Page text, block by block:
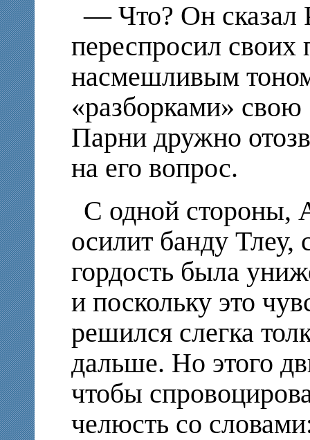
— Что? Он
переспросил
насмешливым
«разборками»
Парни дружно
на его вопрос.
С одной стороны,
осилит банду
гордость была
и поскольку это
решился слегка
дальше. Но этого
чтобы
челюсть со